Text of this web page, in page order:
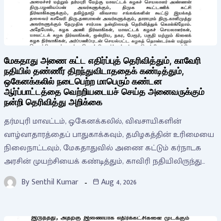
மேகதாது அணை கட்ட எதிர்ப்புத் தெரிவித்தும், காவேரி
நதியில் தண்ணீர் திறந்துவிடாததைக் கண்டித்தும்,
ஒகேனக்கலில் நடைபெற்ற மாபெரும் கண்டன
ஆர்ப்பாட்டத்தை வெற்றியடையச் செய்த அனைவருக்கும்
நன்றி தெரிவித்து அறிக்கை
தர்மபுரி மாவட்டம், ஒகேனக்கலில், விவசாயிகளின்
வாழ்வாதாரத்தைப் பாதுகாக்கவும், தமிழகத்தின் உரிமையை
நிலைநாட்டவும், மேகதாதுவில் அணை கட்டும் கர்நாடக
அரசின் முயற்சியைக் கண்டித்தும், காவிரி நதியிலிருந்து…
BySenthil Kumar Aug 4, 2026